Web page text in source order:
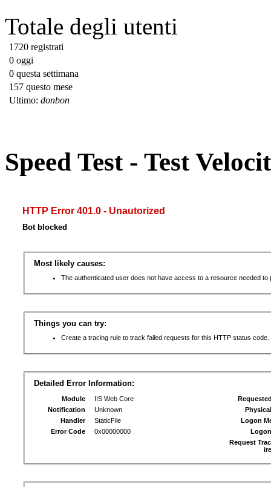
Totale degli utenti
1720 registrati
0 oggi
0 questa settimana
157 questo mese
Ultimo: donbon
Speed Test - Test